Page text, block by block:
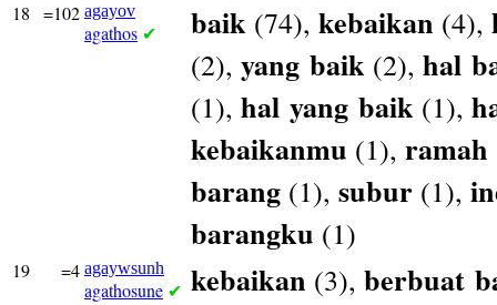
18 =102 agayov
agathos ✔ baik (74), kebaikan (4),
(2), yang baik (2), hal
(1), hal yang baik (1),
kebaikanmu (1), ramah
barang (1), subur (1),
barangku (1)
19 =4 agaywsunh
agathosune ✔ kebaikan (3), berbuat